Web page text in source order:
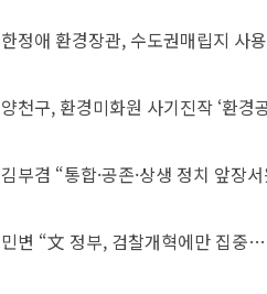
한정애 환경장관, 수도권매립지 사
양천구, 환경미화원 사기진작 ‘환경
김부겸 “통합·공존·상생 정치 앞장
민변 “文 정부, 검찰개혁에만 집중